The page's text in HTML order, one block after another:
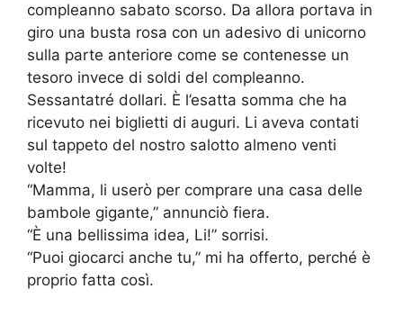
compleanno sabato scorso. Da allora portava in
giro una busta rosa con un adesivo di unicorno
sulla parte anteriore come se contenesse un
tesoro invece di soldi del compleanno.
Sessantatré dollari. È l’esatta somma che ha
ricevuto nei biglietti di auguri. Li aveva contati
sul tappeto del nostro salotto almeno venti
volte!
“Mamma, li userò per comprare una casa delle
bambole gigante,” annunciò fiera.
“È una bellissima idea, Li!” sorrisi.
“Puoi giocarci anche tu,” mi ha offerto, perché è
proprio fatta così.